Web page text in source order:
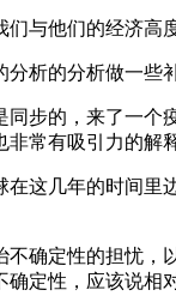
与他们的经济高
析的分析做一些补
步的，来了一
常有吸引力的解释
这几年的时间
确定性的担忧
定性，应该说